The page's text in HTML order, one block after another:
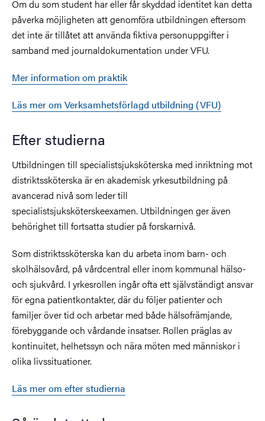
Om du som student har eller får skyddad identitet kan detta
påverka möjligheten att genomföra utbildningen eftersom
det inte är tillåtet att använda fiktiva personuppgifter i
samband med journaldokumentation under VFU.
Mer information om praktik
Läs mer om Verksamhetsförlagd utbildning (VFU)
Efter studierna
Utbildningen till specialistsjuksköterska med inriktning mot
distriktssköterska är en akademisk yrkesutbildning på
avancerad nivå som leder till
specialistsjuksköterskeexamen. Utbildningen ger även
behörighet till fortsatta studier på forskarnivå.
Som distriktssköterska kan du arbeta inom barn- och
skolhälsovård, på vårdcentral eller inom kommunal hälso-
och sjukvård. I yrkesrollen ingår ofta ett självständigt ansvar
för egna patientkontakter, där du följer patienter och
familjer över tid och arbetar med både hälsofrämjande,
förebyggande och vårdande insatser. Rollen präglas av
kontinuitet, helhetssyn och nära möten med människor i
olika livssituationer.
Läs mer om efter studierna